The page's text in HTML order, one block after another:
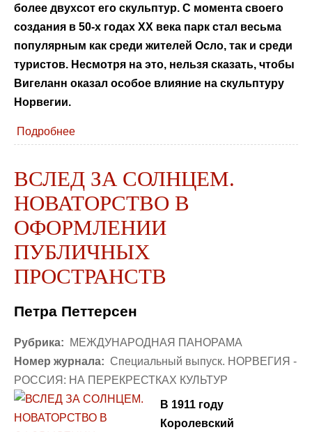
более двухсот его скульптур. С момента своего
создания в 50-х годах ХХ века парк стал весьма
популярным как среди жителей Осло, так и среди
туристов. Несмотря на это, нельзя сказать, чтобы
Вигеланн оказал особое влияние на скульптуру
Норвегии.
Подробнее
ВСЛЕД ЗА СОЛНЦЕМ.
НОВАТОРСТВО В
ОФОРМЛЕНИИ
ПУБЛИЧНЫХ
ПРОСТРАНСТВ
Петра Петтерсен
Рубрика:
МЕЖДУНАРОДНАЯ ПАНОРАМА
Номер журнала: Специальный выпуск. НОРВЕГИЯ -
РОССИЯ: НА ПЕРЕКРЕСТКАХ КУЛЬТУР
В 1911 году
Королевский